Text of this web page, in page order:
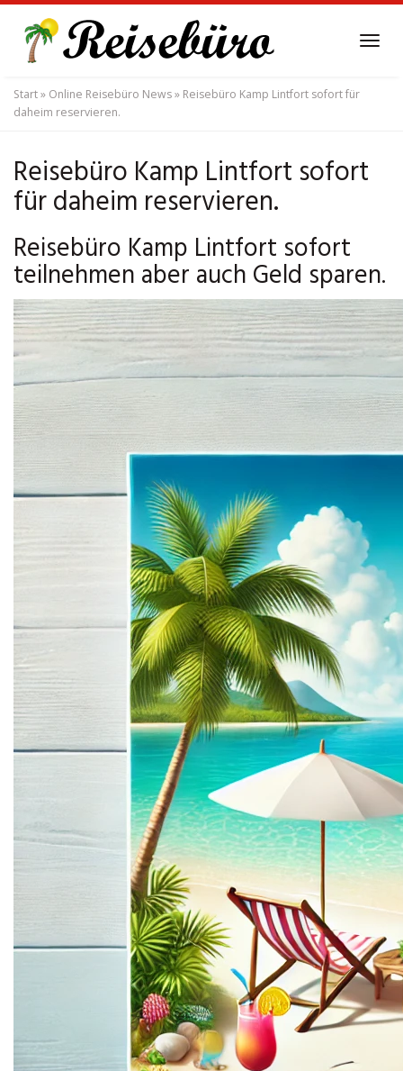
main
content
Start» Online Reisebüro News» Reisebüro Kamp Lintfort sofort für
daheim reservieren.
Reisebüro Kamp Lintfort sofort
für daheim reservieren.
Reisebüro Kamp Lintfort sofort
teilnehmen aber auch Geld sparen.